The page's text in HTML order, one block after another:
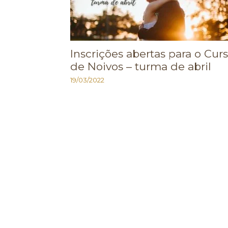
Inscrições abertas para o
de Noivos – turma de abril
19/03/2022